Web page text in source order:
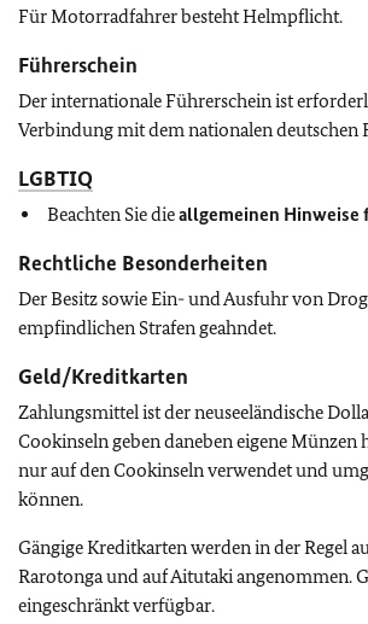
Für Motorradfahrer besteht Helmpflicht.
Führerschein
Der internationale Führerschein ist
Verbindung mit dem nationalen deutschen
LGBTIQ
Beachten Sie dieallgemeinen Hinweise
Rechtliche Besonderheiten
Der Besitz sowie Ein- und Ausfuhr von
empfindlichen Strafen geahndet.
Geld/Kreditkarten
Zahlungsmittel ist der neuseeländische
Cookinseln geben daneben eigene Münzen
nur auf den Cookinseln verwendet und
können.
Gängige Kreditkarten werden in der Regel
Rarotonga und auf Aitutaki angenommen.
eingeschränkt verfügbar.